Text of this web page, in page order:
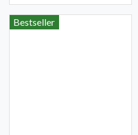
Bestseller